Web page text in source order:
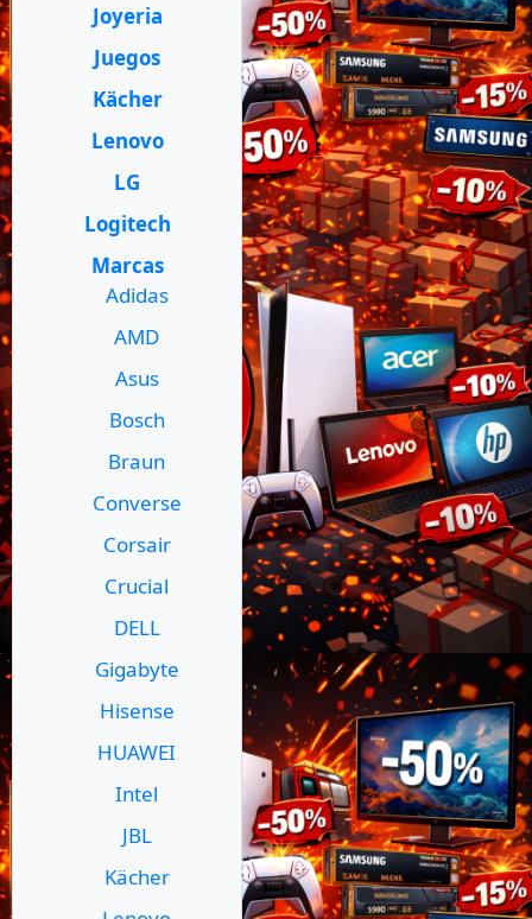
Joyeria
Juegos
Kächer
Lenovo
LG
Logitech
Marcas
Adidas
AMD
Asus
Bosch
Braun
Converse
Corsair
Crucial
DELL
Gigabyte
Hisense
HUAWEI
Intel
JBL
Kächer